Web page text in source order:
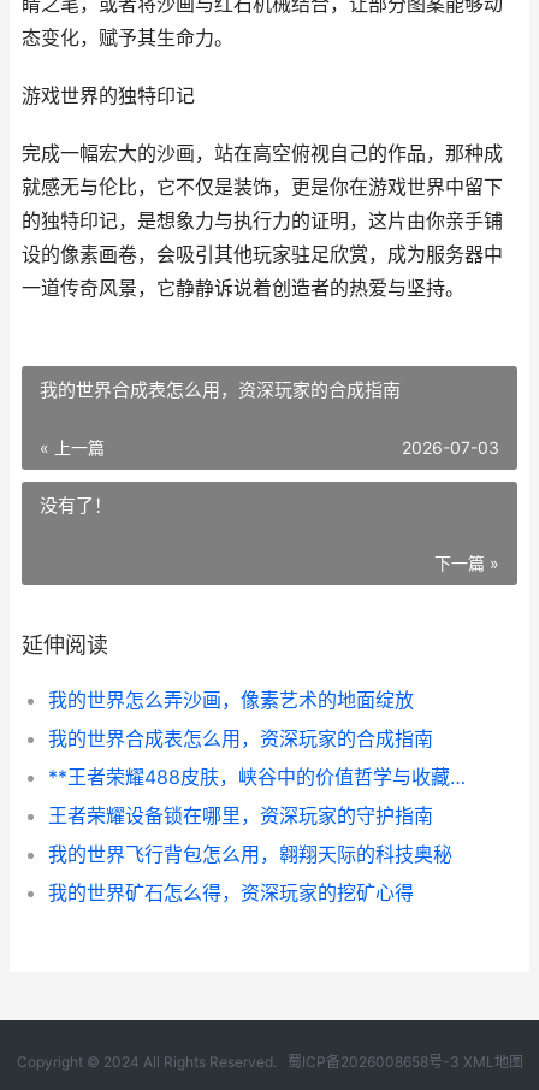
态变化，赋予其生命力。
游戏世界的独特印记
完成一幅宏大的沙画，站在高空俯视自己的作品，那种成
就感无与伦比，它不仅是装饰，更是你在游戏世界中留下
的独特印记，是想象力与执行力的证明，这片由你亲手铺
设的像素画卷，会吸引其他玩家驻足欣赏，成为服务器中
一道传奇风景，它静静诉说着创造者的热爱与坚持。
我的世界合成表怎么用，资深玩家的合成指南
« 上一篇 2026-07-03
没有了！
下一篇 »
延伸阅读
我的世界怎么弄沙画，像素艺术的地面绽放
我的世界合成表怎么用，资深玩家的合成指南
**王者荣耀488皮肤，峡谷中的价值哲学与收藏艺术，副标题，当一道华丽选择题摆在眼前**
王者荣耀设备锁在哪里，资深玩家的守护指南
我的世界飞行背包怎么用，翱翔天际的科技奥秘
我的世界矿石怎么得，资深玩家的挖矿心得
Copyright © 2024 All Rights Reserved. 蜀ICP备2026008658号-3 XML地图